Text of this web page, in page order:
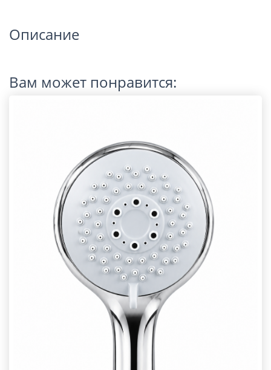
Описание
Вам может понравится: